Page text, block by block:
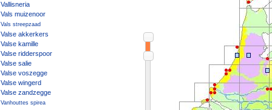
Vallisneria
Vals muizenoor
Vals streepzaad
Valse akkerkers
Valse kamille
Valse ridderspoor
Valse salie
Valse voszegge
Valse wingerd
Valse zandzegge
Vanhouttes spirea